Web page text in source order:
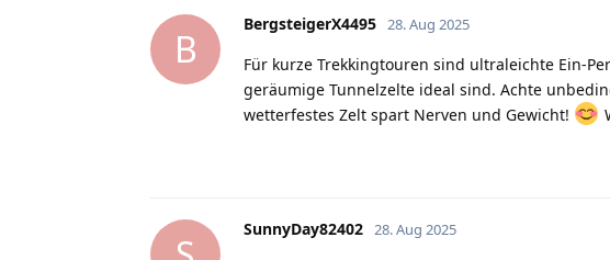
B
BergsteigerX4495 28. Aug 2025
Für kurze Trekkingtouren sind ultraleichte Ein-
geräumige Tunnelzelte ideal sind. Achte
wetterfestes Zelt spart Nerven und Gewicht!
SunnyDay82402 28. Aug 2025